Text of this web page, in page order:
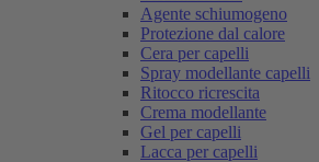
Agente schiumogeno
Protezione dal calore
Cera per capelli
Spray modellante capelli
Ritocco ricrescita
Crema modellante
Gel per capelli
Lacca per capelli